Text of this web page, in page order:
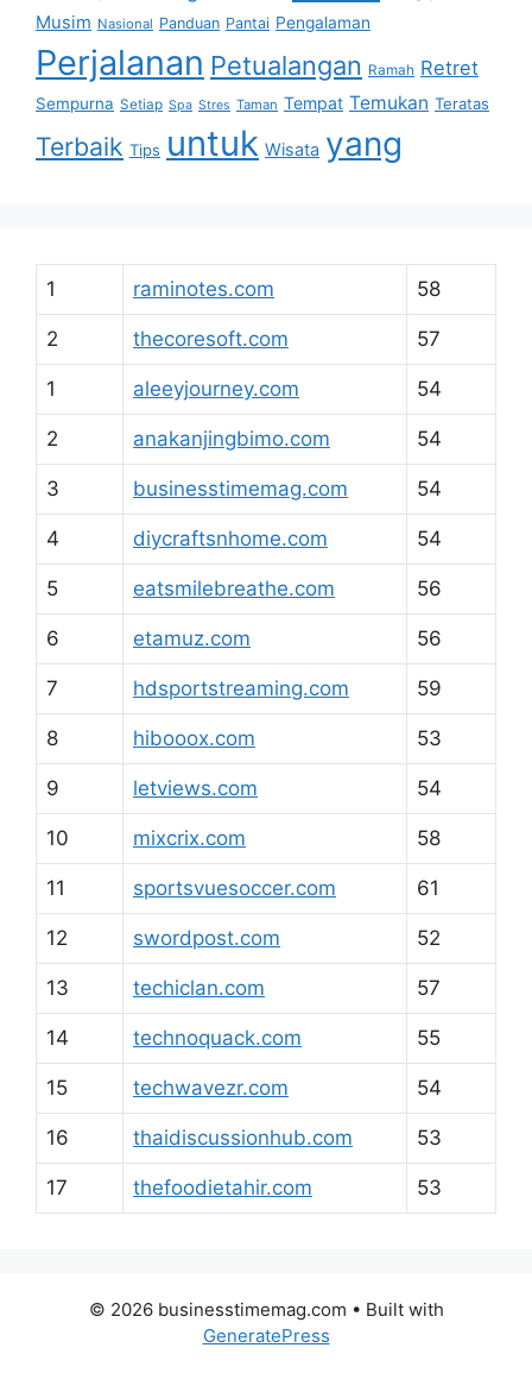
Musim Nasional Panduan Pantai Pengalaman
Perjalanan Petualangan Ramah Retret
Sempurna Setiap Spa Stres Taman Tempat Temukan Teratas
Terbaik Tips untuk Wisata yang
1 raminotes.com 58
2 thecoresoft.com 57
1 aleeyjourney.com 54
2 anakanjingbimo.com 54
3 businesstimemag.com 54
4 diycraftsnhome.com 54
5 eatsmilebreathe.com 56
6 etamuz.com 56
7 hdsportstreaming.com 59
8 hibooox.com 53
9 letviews.com 54
10 mixcrix.com 58
11 sportsvuesoccer.com 61
12 swordpost.com 52
13 techiclan.com 57
14 technoquack.com 55
15 techwavezr.com 54
16 thaidiscussionhub.com 53
17 thefoodietahir.com 53
© 2026 businesstimemag.com • Built with
GeneratePress